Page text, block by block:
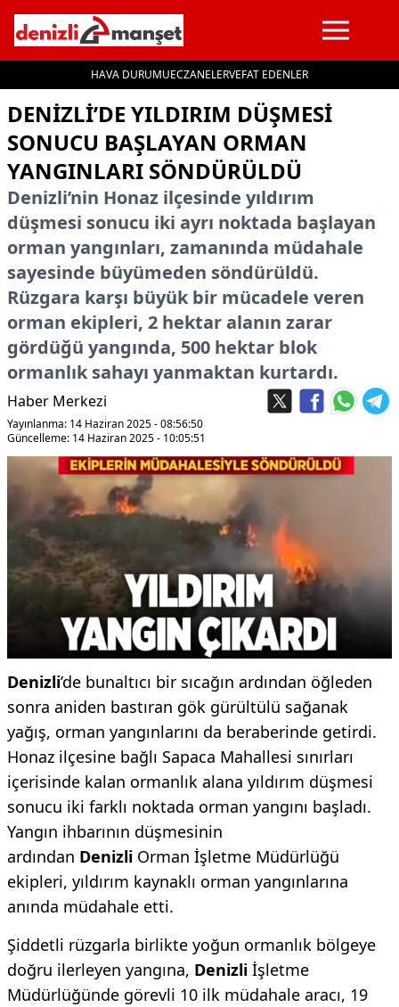
HAVA DURUMUECZANELERVEFAT EDENLER
İçeriğe geç
DENIZLI’DE YILDIRIM DÜŞMESI
SONUCU BAŞLAYAN ORMAN
YANGINLARI SÖNDÜRÜLDÜ
Denizli’nin Honaz ilçesinde yıldırım
düşmesi sonucu iki ayrı noktada başlayan
orman yangınları, zamanında müdahale
sayesinde büyümeden söndürüldü.
Rüzgara karşı büyük bir mücadele veren
orman ekipleri, 2 hektar alanın zarar
gördüğü yangında, 500 hektar blok
ormanlık sahayı yanmaktan kurtardı.
Haber Merkezi
Yayınlanma: 14 Haziran 2025 - 08:56:50
Güncelleme: 14 Haziran 2025 - 10:05:51
Denizli’de bunaltıcı bir sıcağın ardından öğleden
sonra aniden bastıran gök gürültülü sağanak
yağış, orman yangınlarını da beraberinde getirdi.
Honaz ilçesine bağlı Sapaca Mahallesi sınırları
içerisinde kalan ormanlık alana yıldırım düşmesi
sonucu iki farklı noktada orman yangını başladı.
Yangın ihbarının düşmesinin
ardından Denizli Orman İşletme Müdürlüğü
ekipleri, yıldırım kaynaklı orman yangınlarına
anında müdahale etti.
Şiddetli rüzgarla birlikte yoğun ormanlık bölgeye
doğru ilerleyen yangına, Denizli İşletme
Müdürlüğünde görevli 10 ilk müdahale aracı, 19